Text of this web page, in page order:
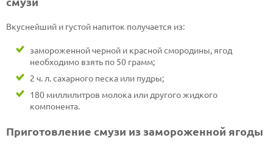
Вкуснейший и густой напиток получается из:
замороженной черной и красной смородины, ягод
необходимо взять по 50 грамм;
2 ч. л. сахарного песка или пудры;
180 миллилитров молока или другого жидкого
компонента.
Приготовление смузи из замороженной ягоды